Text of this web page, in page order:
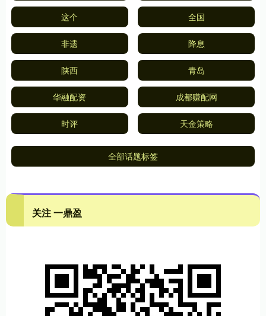
这个 全国
非遗 降息
陕西 青岛
华融配资 成都赚配网
时评 天金策略
全部话题标签
关注 一鼎盈